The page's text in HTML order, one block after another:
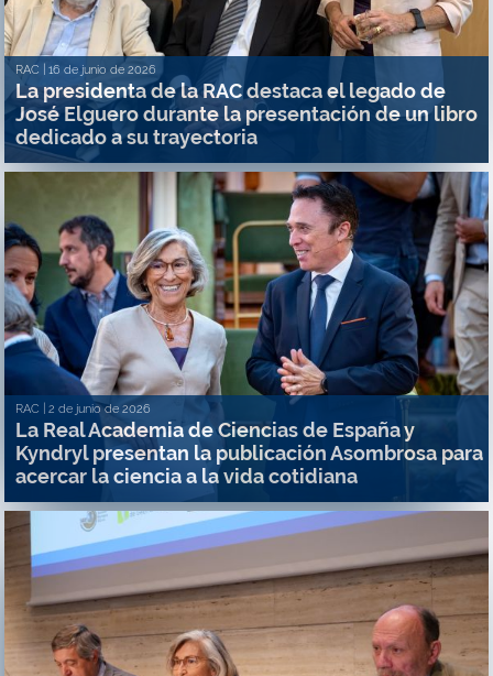
RAC | 16 de junio de 2026
La presidenta de la RAC destaca el legado de
José Elguero durante la presentación de un libro
dedicado a su trayectoria
RAC | 2 de junio de 2026
La Real Academia de Ciencias de España y
Kyndryl presentan la publicación Asombrosa para
acercar la ciencia a la vida cotidiana